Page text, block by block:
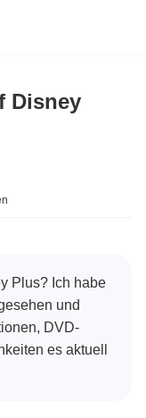
Disney
Plus? Ich habe
und
DVD-
es aktuell